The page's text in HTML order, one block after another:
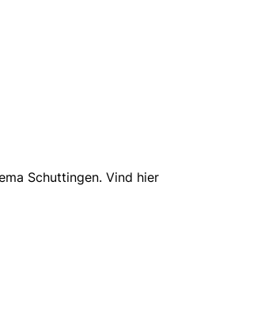
Schuttingen. Vind hier